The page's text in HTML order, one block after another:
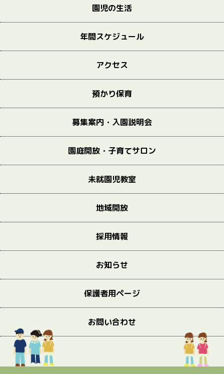
園児の生活
年間スケジュール
アクセス
預かり保育
募集案内・入園説明会
園庭開放・子育てサロン
未就園児教室
地域開放
採用情報
お知らせ
保護者用ページ
お問い合わせ